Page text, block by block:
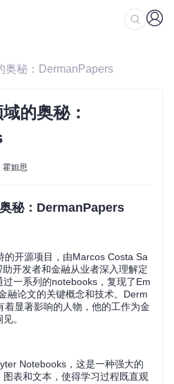
奥秘：DermanPapers
的奥秘：
霍妲思
秘：DermanPapers
的开源项目，由Marcos Costa Sa
开发者和金融从业者深入理解定
一系列的notebooks，复现了Em
融论文的关键概念和技术。Derm
显著影响的人物，他的工作为金
。
Notebooks，这是一种强大的
表和文本，使得学习过程既直观